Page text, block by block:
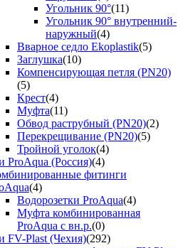
Угольник 90°(11)
Угольник 90° внутренний-
наружный(4)
Вварное седло Ekoplastik(5)
Заглушка(10)
Компенсирующая петля (PN20)
(5)
Крест(4)
Муфта(11)
Обвод раструбный (PN20)(2)
Перекрещивание (PN20)(5)
Тройной уголок(4)
ProAqua (Россия)(4)
фитинги
(4)
Водорозетки ProAqua(4)
Муфта комбинированная
ProAqua с вн.р.(0)
FV-Plast (Чехия)(292)